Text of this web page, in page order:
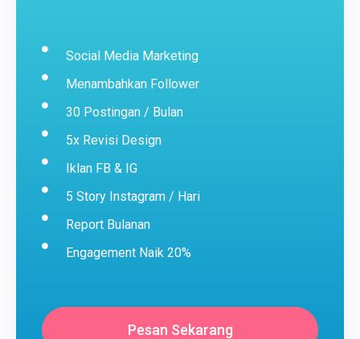
Social Media Marketing
Menambahkan Follower
30 Postingan / Bulan
5x Revisi Design
Iklan FB & IG
5 Story Instagram / Hari
Report Bulanan
Engagement Naik 20%
Pesan Sekarang